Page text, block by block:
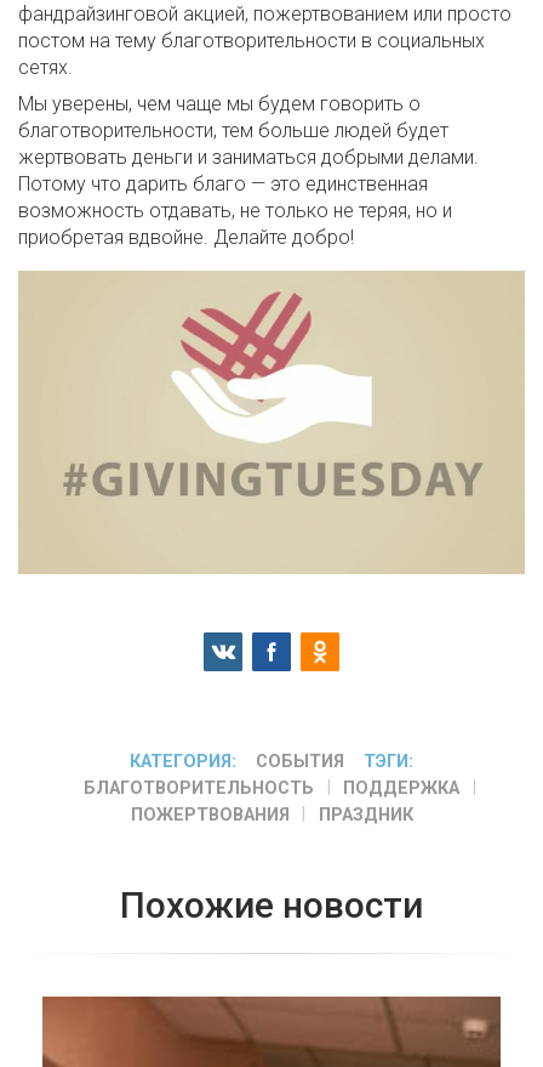
фандрайзинговой акцией, пожертвованием или просто
постом на тему благотворительности в социальных
сетях.
Мы уверены, чем чаще мы будем говорить о
благотворительности, тем больше людей будет
жертвовать деньги и заниматься добрыми делами.
Потому что дарить благо — это единственная
возможность отдавать, не только не теряя, но и
приобретая вдвойне. Делайте добро!
КАТЕГОРИЯ: СОБЫТИЯ
ТЭГИ:
БЛАГОТВОРИТЕЛЬНОСТЬ
ПОДДЕРЖКА
ПОЖЕРТВОВАНИЯ
ПРАЗДНИК
Похожие новости